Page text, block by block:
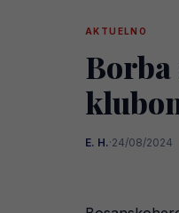
AKTUELNO
E. H.·24/08/2024